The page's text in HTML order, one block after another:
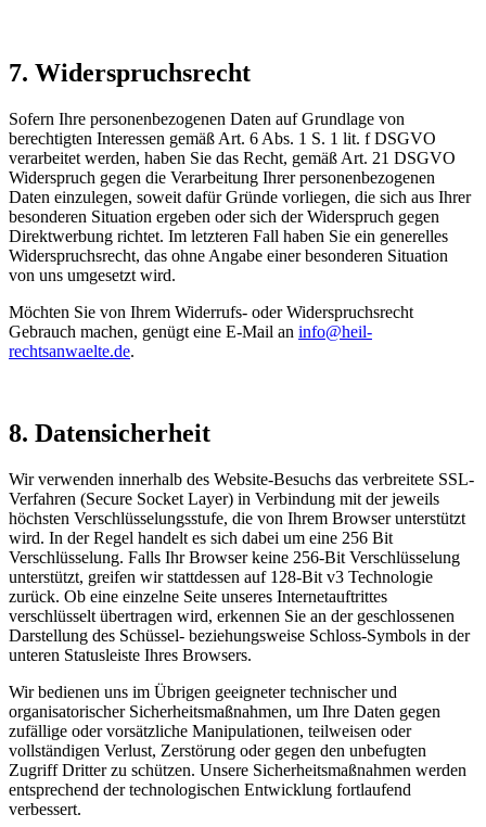
7. Widerspruchsrecht
Sofern Ihre personenbezogenen Daten auf Grundlage von
berechtigten Interessen gemäß Art. 6 Abs. 1 S. 1 lit. f DSGVO
verarbeitet werden, haben Sie das Recht, gemäß Art. 21 DSGVO
Widerspruch gegen die Verarbeitung Ihrer personenbezogenen
Daten einzulegen, soweit dafür Gründe vorliegen, die sich aus Ihrer
besonderen Situation ergeben oder sich der Widerspruch gegen
Direktwerbung richtet. Im letzteren Fall haben Sie ein generelles
Widerspruchsrecht, das ohne Angabe einer besonderen Situation
von uns umgesetzt wird.
Möchten Sie von Ihrem Widerrufs- oder Widerspruchsrecht
Gebrauch machen, genügt eine E-Mail an info@heil-
rechtsanwaelte.de.
8. Datensicherheit
Wir verwenden innerhalb des Website-Besuchs das verbreitete SSL-
Verfahren (Secure Socket Layer) in Verbindung mit der jeweils
höchsten Verschlüsselungsstufe, die von Ihrem Browser unterstützt
wird. In der Regel handelt es sich dabei um eine 256 Bit
Verschlüsselung. Falls Ihr Browser keine 256-Bit Verschlüsselung
unterstützt, greifen wir stattdessen auf 128-Bit v3 Technologie
zurück. Ob eine einzelne Seite unseres Internetauftrittes
verschlüsselt übertragen wird, erkennen Sie an der geschlossenen
Darstellung des Schüssel- beziehungsweise Schloss-Symbols in der
unteren Statusleiste Ihres Browsers.
Wir bedienen uns im Übrigen geeigneter technischer und
organisatorischer Sicherheitsmaßnahmen, um Ihre Daten gegen
zufällige oder vorsätzliche Manipulationen, teilweisen oder
vollständigen Verlust, Zerstörung oder gegen den unbefugten
Zugriff Dritter zu schützen. Unsere Sicherheitsmaßnahmen werden
entsprechend der technologischen Entwicklung fortlaufend
verbessert.